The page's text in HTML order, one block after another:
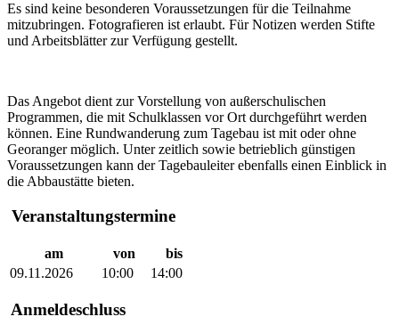
Es sind keine besonderen Voraussetzungen für die Teilnahme
mitzubringen. Fotografieren ist erlaubt. Für Notizen werden Stifte
und Arbeitsblätter zur Verfügung gestellt.
Das Angebot dient zur Vorstellung von außerschulischen
Programmen, die mit Schulklassen vor Ort durchgeführt werden
können. Eine Rundwanderung zum Tagebau ist mit oder ohne
Georanger möglich. Unter zeitlich sowie betrieblich günstigen
Voraussetzungen kann der Tagebauleiter ebenfalls einen Einblick in
die Abbaustätte bieten.
Veranstaltungstermine
am von
bis
09.11.2026
10:00 14:00
Anmeldeschluss